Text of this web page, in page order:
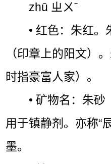
zhū ㄓㄨˉ
• 红色：朱红。
（印章上的阳文）
时指豪富人家）。
• 矿物名：朱
用于镇静剂。亦称“
墨。